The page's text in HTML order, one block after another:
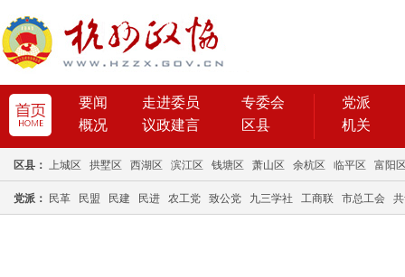
要闻 走进委员
专委会
概况
议政建言 区县
党派
机关
区县： 上城区 拱墅区 西湖区 滨江区 钱塘区 萧山区 余杭区 临平区 富阳
党派： 民革 民盟 民建 民进 农工党 致公党 九三学社 工商联 市总工会